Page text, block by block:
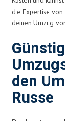
die Expertise von
deinen Umzug
den
Russe